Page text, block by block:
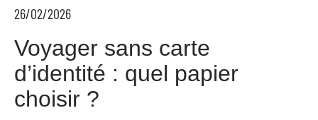
26/02/2026
Voyager sans carte
d’identité : quel papier
choisir ?